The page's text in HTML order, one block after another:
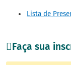
Lista de
Faça sua